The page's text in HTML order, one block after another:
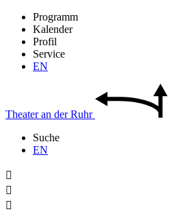
Programm
Kalender
Profil
Service
EN
Theateran derRuhr
Suche
EN


